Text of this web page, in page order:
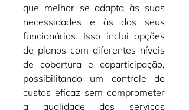
que melhor se adapta às suas
necessidades e às dos seus
funcionários. Isso inclui opções
de planos com diferentes níveis
de cobertura e coparticipação,
possibilitando um controle de
custos eficaz sem comprometer
a qualidade dos serviços